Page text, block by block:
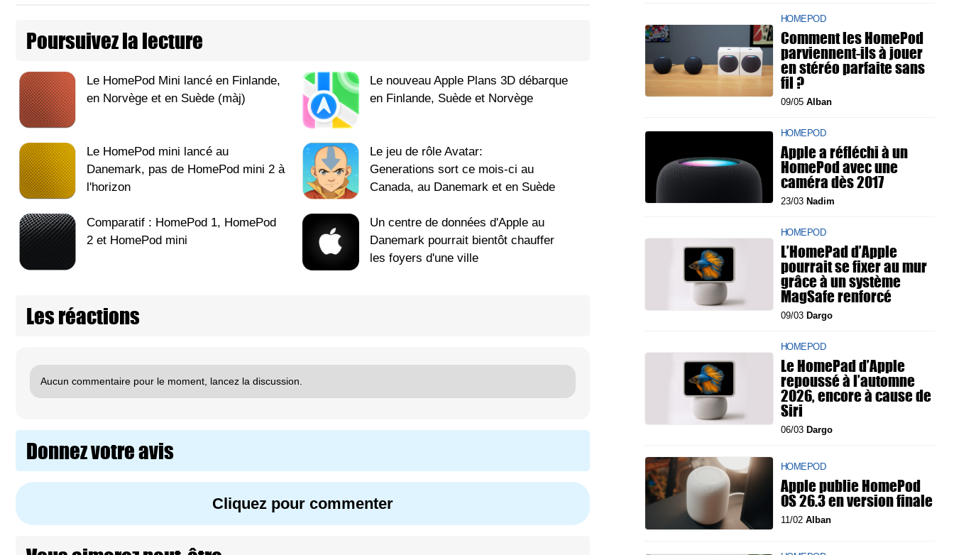
Poursuivez la lecture
Le HomePod Mini lancé en Finlande,
en Norvège et en Suède (màj)
Le nouveau Apple Plans 3D débarque
en Finlande, Suède et Norvège
Le HomePod mini lancé au
Danemark, pas de HomePod mini 2 à
l'horizon
Le jeu de rôle Avatar:
Generations sort ce mois-ci au
Canada, au Danemark et en Suède
Comparatif : HomePod 1, HomePod
2 et HomePod mini
Un centre de données d'Apple au
Danemark pourrait bientôt chauffer
les foyers d'une ville
Les réactions
Aucun commentaire pour le moment, lancez la discussion.
Donnez votre avis
Cliquez pour commenter
HOMEPOD
Comment les HomePod
parviennent-ils à jouer
en stéréo parfaite sans
fil ?
09/05 Alban
HOMEPOD
Apple a réfléchi à un
HomePod avec une
caméra dès 2017
23/03 Nadim
HOMEPOD
L’HomePad d’Apple
pourrait se fixer au mur
grâce à un système
MagSafe renforcé
09/03 Dargo
HOMEPOD
Le HomePad d’Apple
repoussé à l’automne
2026, encore à cause de
Siri
06/03 Dargo
HOMEPOD
Apple publie HomePod
OS 26.3 en version finale
11/02 Alban